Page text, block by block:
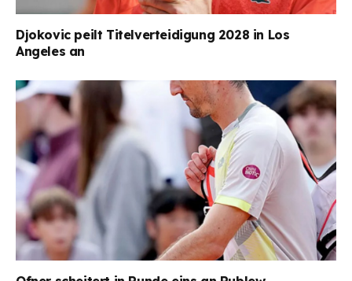
Djokovic peilt Titelverteidigung 2028 in Los
Angeles an